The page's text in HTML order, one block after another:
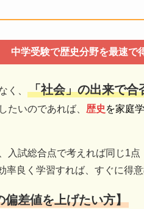
中学受験で歴史分野を最速で
く、 「社会」の出来で合
たいのであれば、 歴史 を家庭
入試総合点で考えれば同じ1点
率良く学習すれば、すぐに得意
偏差値を上げたい方】